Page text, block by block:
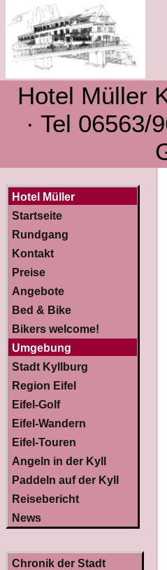
Hotel Müller
· Tel 06563/
Hotel Müller
Startseite
Rundgang
Kontakt
Preise
Angebote
Bed & Bike
Bikers welcome!
Umgebung
Stadt Kyllburg
Region Eifel
Eifel-Golf
Eifel-Wandern
Eifel-Touren
Angeln in der Kyll
Paddeln auf der Kyll
Reisebericht
News
Chronik der Stadt